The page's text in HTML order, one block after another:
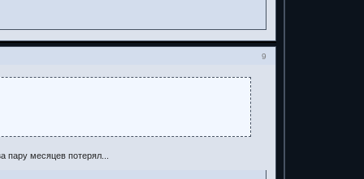
9
месяцев потерял...